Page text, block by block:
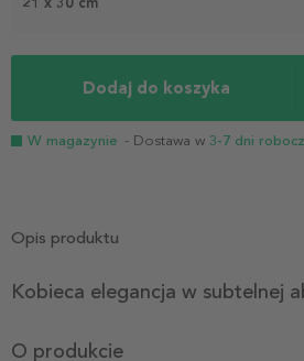
Dodaj do koszyka
W magazynie - Dostawa w 3-7 dni
Opis produktu
Kobieca elegancja w subtelnej
O produkcie